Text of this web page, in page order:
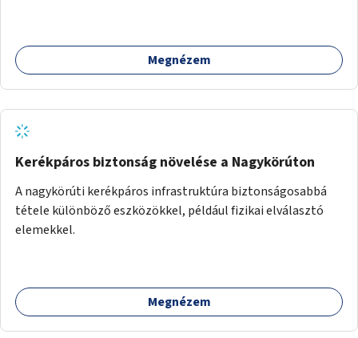
Megnézem
Kerékpáros biztonság növelése a Nagykörúton
A nagykörúti kerékpáros infrastruktúra biztonságosabbá
tétele különböző eszközökkel, például fizikai elválasztó
elemekkel.
Megnézem